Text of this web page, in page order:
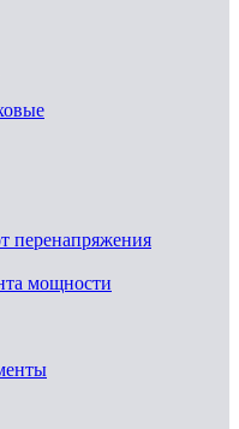
перенапряжения
мощности